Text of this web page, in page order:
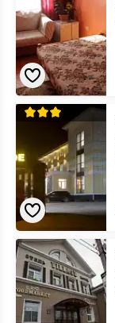
центре
«Улан-
гостиница
в
центре
«Village»
гостиница
центре